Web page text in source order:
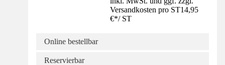
Versandkosten pro ST14,95
€*/ ST
Online bestellbar
Reservierbar